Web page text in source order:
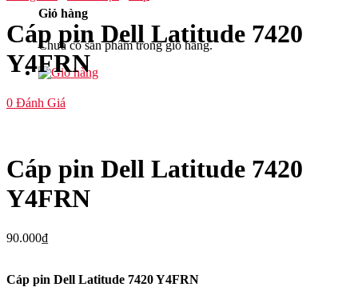
Giỏ hàng
Chưa có sản phẩm trong giỏ hàng.
Cáp pin Dell Latitude 7420
Y4FRN
0 Đánh Giá
Cáp pin Dell Latitude 7420
Y4FRN
90.000₫
Cáp pin Dell Latitude 7420 Y4FRN